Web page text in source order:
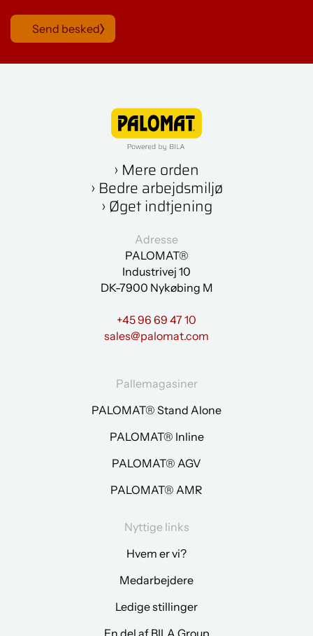
Send besked
› Mere orden
› Bedre arbejdsmiljø
› Øget indtjening
Adresse
PALOMAT®
Industrivej 10
DK-7900 Nykøbing M
+45 96 69 47 10
sales@palomat.com
Pallemagasiner
PALOMAT® Stand Alone
PALOMAT® Inline
PALOMAT® AGV
PALOMAT® AMR
Nyttige links
Hvem er vi?
Medarbejdere
Ledige stillinger
En del af BILA Group